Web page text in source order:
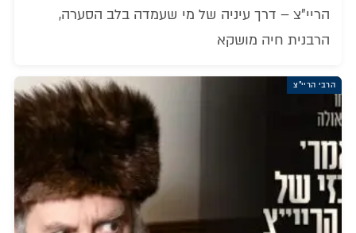
הריי"צ – דרך עיניה של מי שעמדה בלב הסערה,
הרבנית חיה מושקא
הרבי הריי"צ